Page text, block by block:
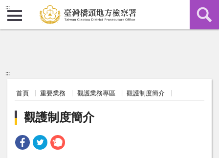
:::
:::
首頁 重要業務 觀護業務專區 觀護制度簡介
觀護制度簡介